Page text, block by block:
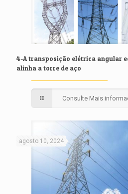
4-A transposição elétrica angular
alinha a torre de aço
Consulte Mais
agosto 10, 2024